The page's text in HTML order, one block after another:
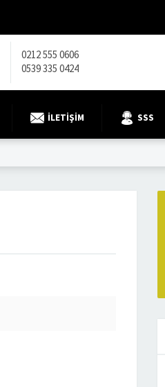
0212 555 0606
0539 335 0424
İLETIŞIM SSS